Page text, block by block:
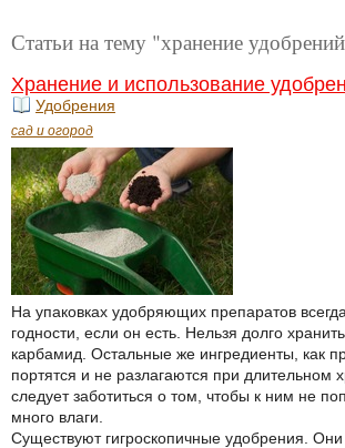
Статьи на тему "хранение
Хранение и использование
Удобрения
сад и огород
На упаковках удобряющих препаратов
годности, если он есть. Нельзя долго
карбамид. Остальные же ингредиенты, как
портятся и не разлагаются при длительном
следует заботиться о том, чтобы к ним не
много влаги.
Существуют гигроскопичные удобрения.